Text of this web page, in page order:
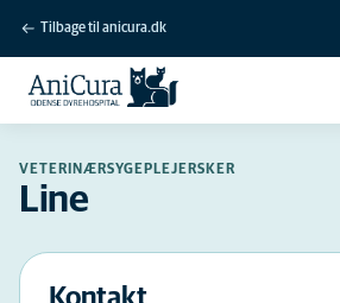
Tilbage til anicura.dk
VETERINÆRSYGEPLEJERSKER
Line